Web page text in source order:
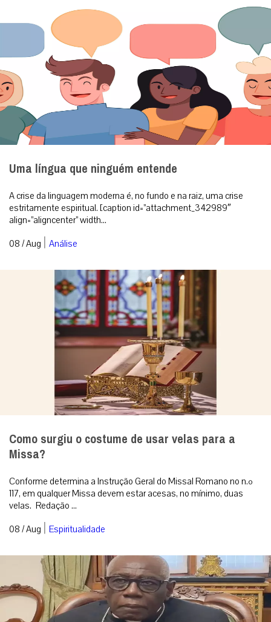
Uma língua que ninguém entende
A crise da linguagem moderna é, no fundo e na raiz, uma crise
estritamente espiritual. [caption id=”attachment_342989″
align=”aligncenter” width...
08 / Aug | Análise
Como surgiu o costume de usar velas para a
Missa?
Conforme determina a Instrução Geral do Missal Romano no n.º
117, em qualquer Missa devem estar acesas, no mínimo, duas
velas. Redação ...
08 / Aug | Espiritualidade